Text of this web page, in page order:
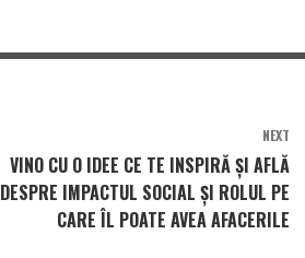
NEXT
VINO CU O IDEE CE TE INSPIRĂ ȘI AFLĂ
DESPRE IMPACTUL SOCIAL ȘI ROLUL PE
CARE ÎL POATE AVEA AFACERILE